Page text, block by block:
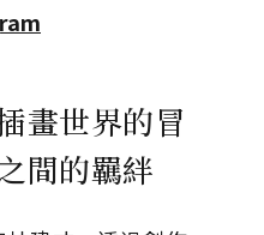
畫世界的冒
間的羈絆